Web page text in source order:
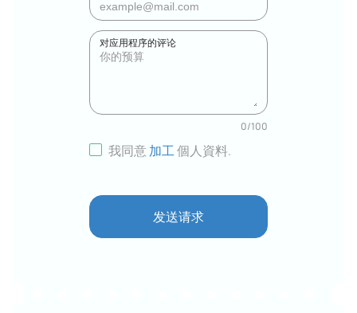
对应用程序的评论
0/100
我同意加工個人資料.
发送请求